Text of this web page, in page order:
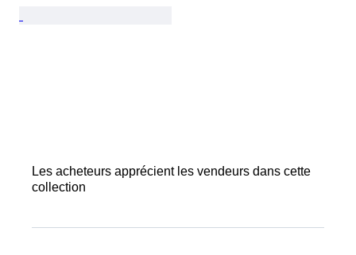
Les acheteurs apprécient les vendeurs dans cette
collection